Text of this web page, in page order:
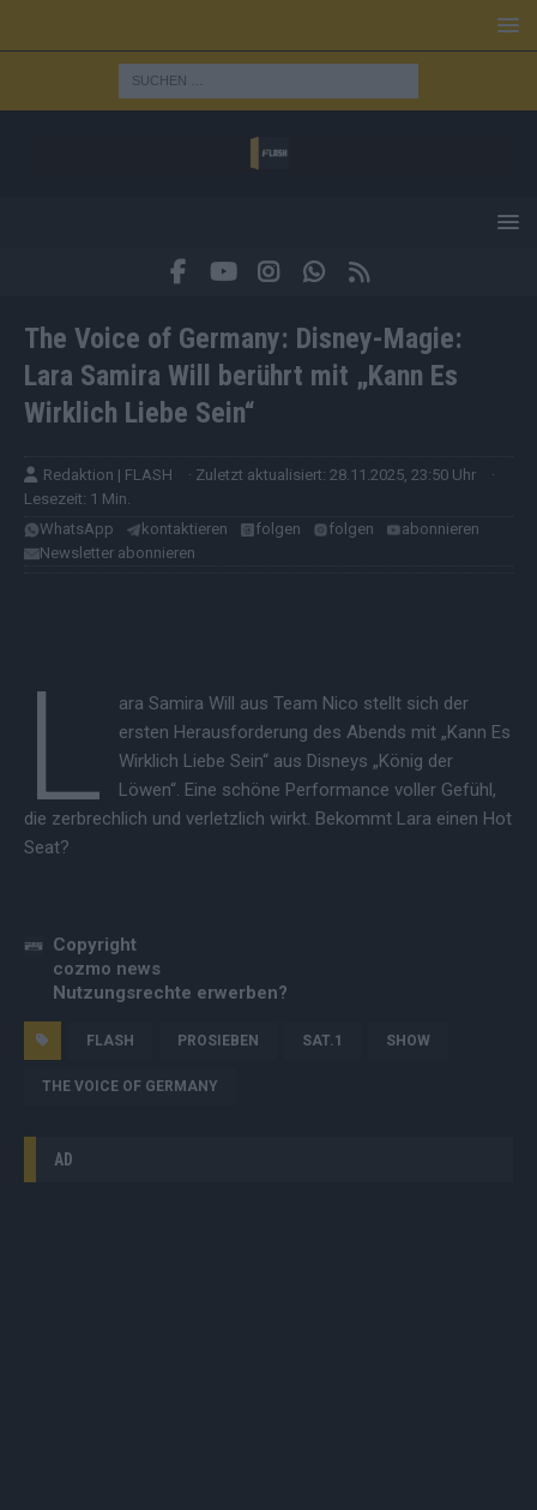
The Voice of Germany: Disney-Magie:
Lara Samira Will berührt mit „Kann Es
Wirklich Liebe Sein“
Redaktion | FLASH · Zuletzt aktualisiert: 28.11.2025, 23:50 Uhr
·
Lesezeit: 1 Min.
WhatsApp
kontaktieren folgen folgen
abonnieren
Newsletter abonnieren
L
ara Samira Will aus Team Nico stellt sich der
ersten Herausforderung des Abends mit „Kann Es
Wirklich Liebe Sein“ aus Disneys „König der
Löwen“. Eine schöne Performance voller Gefühl,
die zerbrechlich und verletzlich wirkt. Bekommt Lara einen Hot
Seat?
Copyright
cozmo news
Nutzungsrechte erwerben?
FLASH PROSIEBEN SAT.1 SHOW
THE VOICE OF GERMANY
AD